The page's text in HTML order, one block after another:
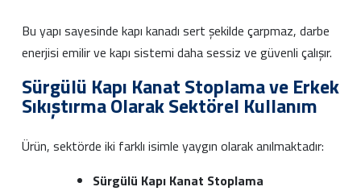
Bu yapı sayesinde kapı kanadı sert şekilde çarpmaz, darbe
enerjisi emilir ve kapı sistemi daha sessiz ve güvenli çalışır.
Sürgülü Kapı Kanat Stoplama ve Erkek
Sıkıştırma Olarak Sektörel Kullanım
Ürün, sektörde iki farklı isimle yaygın olarak anılmaktadır:
Sürgülü Kapı Kanat Stoplama